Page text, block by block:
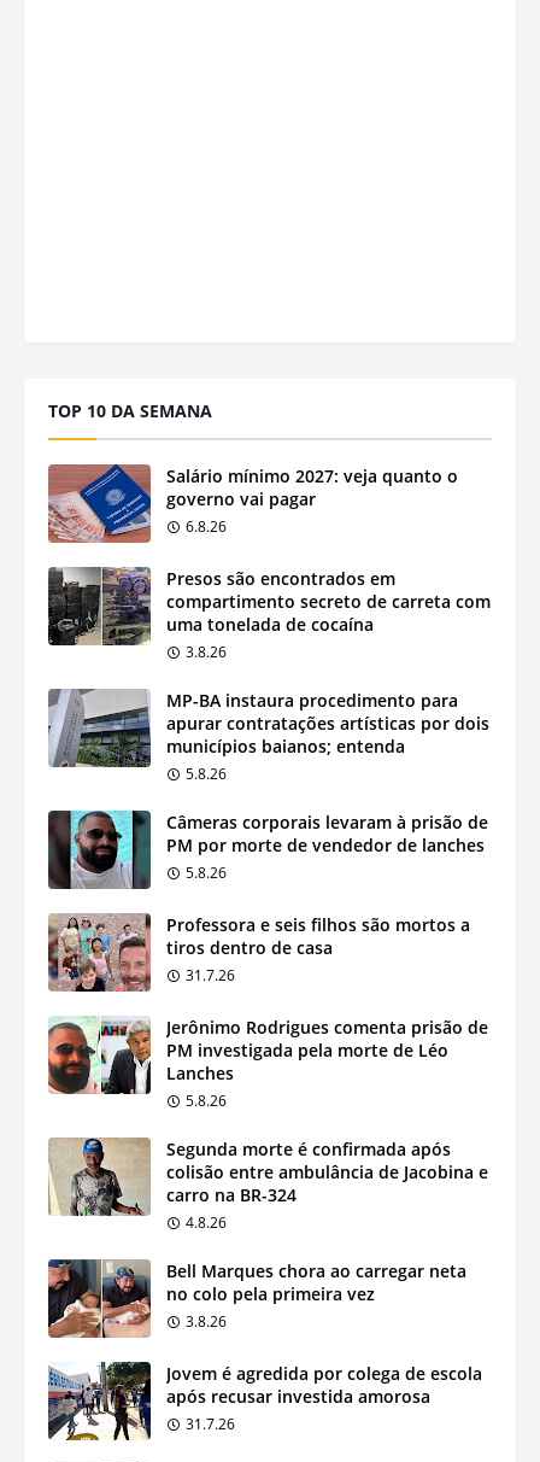
TOP 10 DA SEMANA
Salário mínimo 2027: veja quanto o
governo vai pagar
6.8.26
Presos são encontrados em
compartimento secreto de carreta com
uma tonelada de cocaína
3.8.26
MP-BA instaura procedimento para
apurar contratações artísticas por dois
municípios baianos; entenda
5.8.26
Câmeras corporais levaram à prisão de
PM por morte de vendedor de lanches
5.8.26
Professora e seis filhos são mortos a
tiros dentro de casa
31.7.26
Jerônimo Rodrigues comenta prisão de
PM investigada pela morte de Léo
Lanches
5.8.26
Segunda morte é confirmada após
colisão entre ambulância de Jacobina e
carro na BR-324
4.8.26
Bell Marques chora ao carregar neta
no colo pela primeira vez
3.8.26
Jovem é agredida por colega de escola
após recusar investida amorosa
31.7.26